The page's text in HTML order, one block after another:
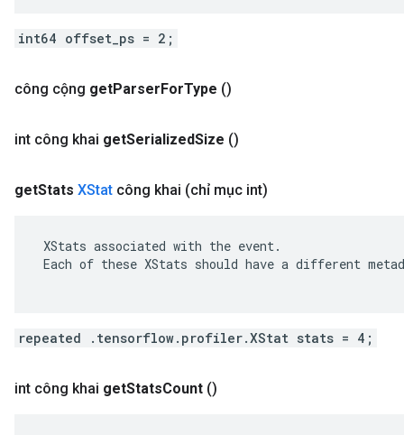
int64 offset_ps = 2;
công cộng getParserForType ()
int công khai getSerializedSize ()
getStats XStat công khai (chỉ mục int)
XStats associated with the event.
Each of these XStats should have a different
repeated .tensorflow.profiler.XStat stats = 4;
int công khai getStatsCount ()